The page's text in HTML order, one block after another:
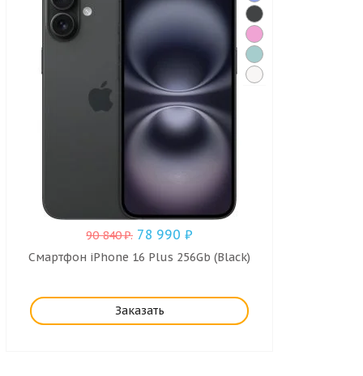
90 840₽. 78 990 ₽
Смартфон iPhone 16 Plus 256Gb (Black)
Заказать